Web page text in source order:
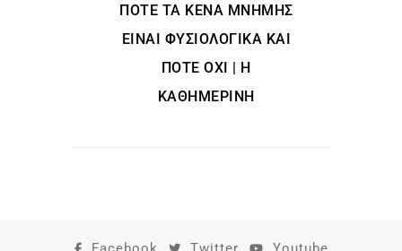
ΠΌΤΕ ΤΑ ΚΕΝΆ ΜΝΉΜΗΣ
ΕΊΝΑΙ ΦΥΣΙΟΛΟΓΙΚΆ ΚΑΙ
ΠΌΤΕ ΌΧΙ | Η
ΚΑΘΗΜΕΡΙΝΗ